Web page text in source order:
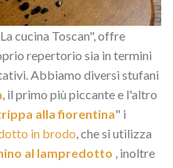
cucina Toscan", offre
repertorio sia in termini
Abbiamo diversi stufani
, il primo più piccante e l'altro
alla fiorentina" i
in brodo, che si utilizza
al lampredotto , inoltre